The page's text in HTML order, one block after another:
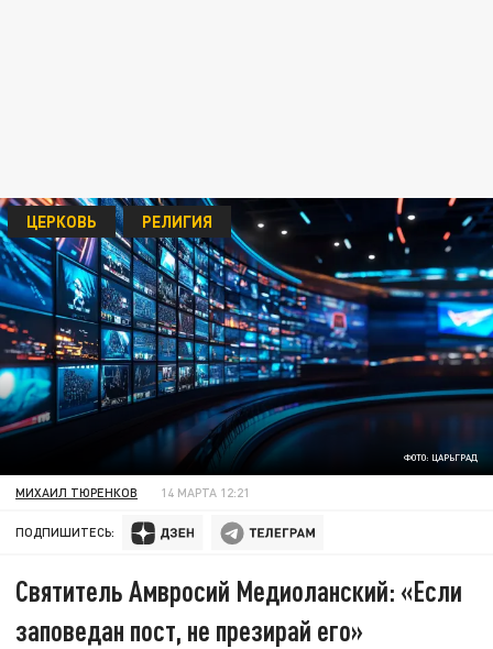
ФОТО: ЦАРЬГРАД
ЦЕРКОВЬ РЕЛИГИЯ
МИХАИЛ ТЮРЕНКОВ 14 МАРТА 12:21
ПОДПИШИТЕСЬ:
Святитель Амвросий Медиоланский: «Если
заповедан пост, не презирай его»